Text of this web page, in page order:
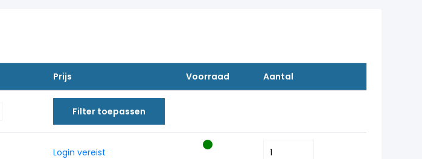
Prijs Voorraad Aantal
Filter toepassen
Login vereist